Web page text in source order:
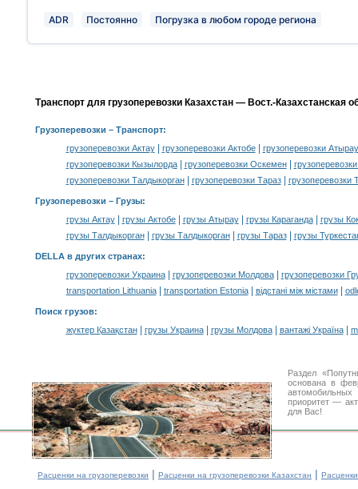
ADR Постоянно Погрузка в любом городе региона
Транспорт для грузоперевозки Казахстан — Вост.-Казахстанская
Грузоперевозки – Транспорт:
грузоперевозки Актау| грузоперевозки Актобе|
грузоперевозки Атырау
грузоперевозки Кызылорда| грузоперевозки Оскемен|
грузоперевозки Талдыкорган| грузоперевозки Тараз| грузоперевозки
Грузоперевозки – Грузы:
грузы Актау| грузы Актобе| грузы Атырау| грузы Караганда|
грузы
грузы Талдыкорган| грузы Талдыкорган| грузы Тараз| грузы
DELLA в других странах:
грузоперевозки Украина| грузоперевозки Молдова|
грузоперевозки
transportation Lithuania| transportation Estonia| відстані між містами|
Поиск грузов:
жүктер Қазақстан| грузы Украина| грузы Молдова| вантажі Україна|
Раздел
основана в
приоритет —
для Вас!
Расценки на грузоперевозки | Расценки на грузоперевозки Казахстан |